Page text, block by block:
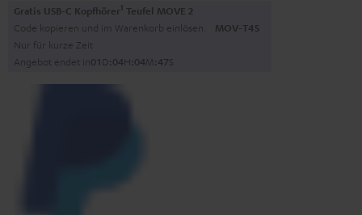
Gratis USB-C Kopfhörer1 Teufel MOVE 2
Code kopieren und im Warenkorb einlösen. MOV-T4S
Nur für kurze Zeit
Angebot endet in01D:04H:04M:46S